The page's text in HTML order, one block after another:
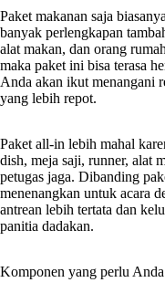
Paket makanan saja
banyak perlengkapan
alat makan, dan orang
maka paket ini bisa terasa
Anda akan ikut menangani
yang lebih repot.
Paket all-in lebih mahal
dish, meja saji, runner, alat
petugas jaga. Dibanding
menenangkan untuk acara
antrean lebih tertata dan
panitia dadakan.
Komponen yang perlu